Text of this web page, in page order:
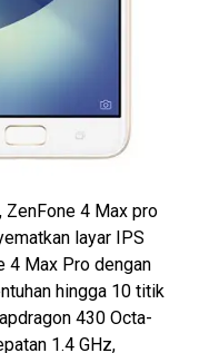
ZenFone 4 Max pro
layar IPS
4 Max Pro dengan
hingga 10 titik
430 Octa-
1.4 GHz,